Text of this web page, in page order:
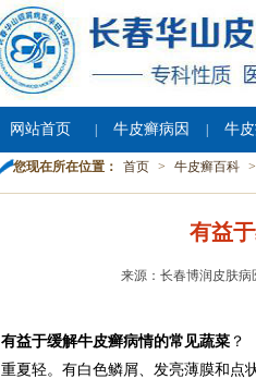
网站首页 牛皮癣病因 牛
您现在所在位置： 首页 > 牛皮癣百科 >
有益
来源：长春博润皮肤病
有益于缓解牛皮癣病情的常见蔬菜 ？
重夏轻。有白色鳞屑、发亮薄膜和点